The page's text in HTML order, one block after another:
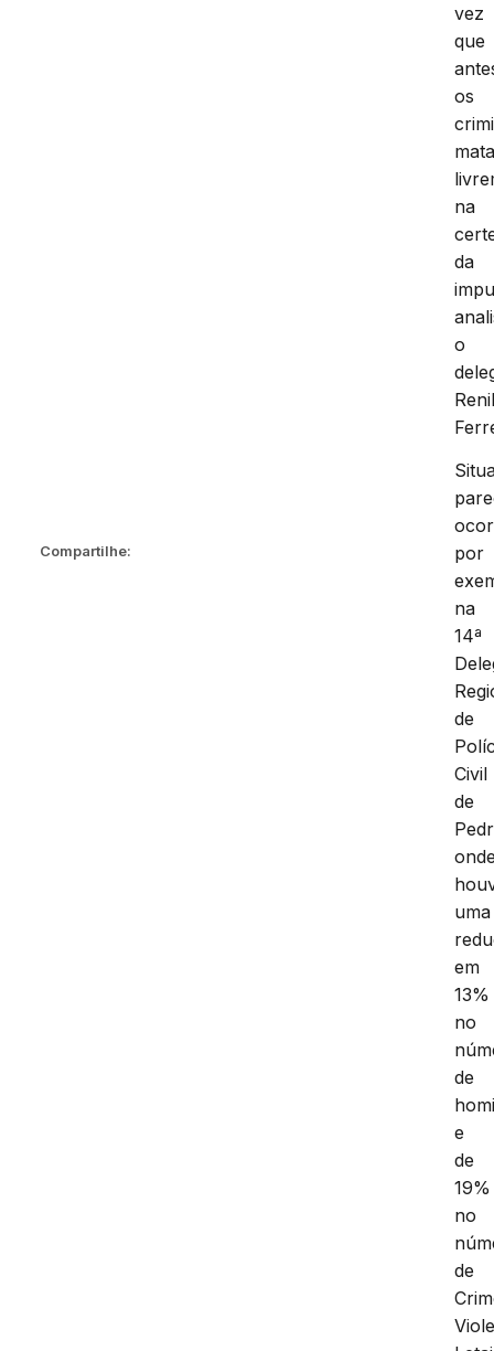
Compartilhe:
vez
que
os
na
da
o
por
na
14ª
de
Civil
de
uma
em
13%
no
de
e
de
19%
no
de